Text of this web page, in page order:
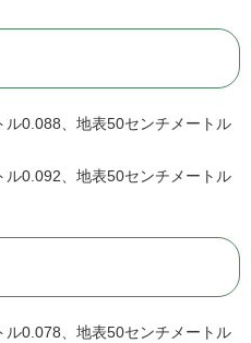
0.088、地表50センチメートル
0.092、地表50センチメートル
0.078、地表50センチメートル